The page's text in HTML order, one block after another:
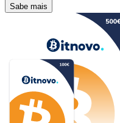
Sabe mais